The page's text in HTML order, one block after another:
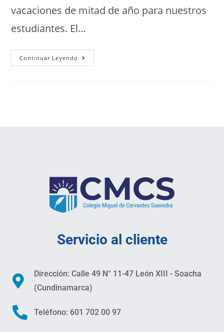
vacaciones de mitad de año para nuestros
estudiantes. El…
Continuar Leyendo
Servicio al cliente
Dirección: Calle 49 N° 11-47 León XIII - Soacha
(Cundinamarca)
Teléfono: 601 702 00 97